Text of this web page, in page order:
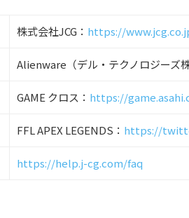
株式会社JCG： https://
Alienware（デル・テクノロジーズ
GAME クロス： https://
FFL APEX LEGENDS： https://
https://help.j-cg.com/faq